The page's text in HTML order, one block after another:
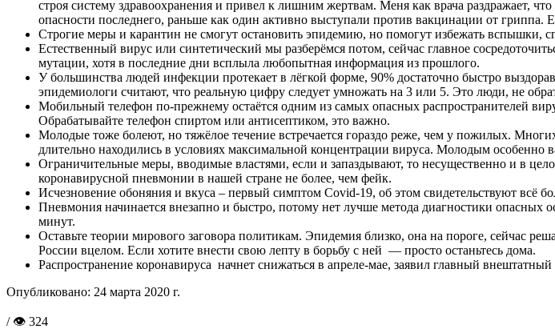
строя систему здравоохранения и привел к лишним жертвам. Меня как врача раздражает,
опасности последнего, раньше как один активно выступали против вакцинации от гриппа.
Строгие меры и карантин не смогут остановить эпидемию, но помогут избежать вспышки,
Естественный вирус или синтетический мы разберёмся потом, сейчас главное
мутации, хотя в последние дни всплыла любопытная информация из прошлого.
У большинства людей инфекции протекает в лёгкой форме, 90% достаточно быстро
эпидемиологи считают, что реальную цифру следует умножать на 3 или 5. Это люди, не
Мобильный телефон по-прежнему остаётся одним из самых опасных распространителей
Обрабатывайте телефон спиртом или антисептиком, это важно.
Молодые тоже болеют, но тяжёлое течение встречается гораздо реже, чем у пожилых.
длительно находились в условиях максимальной концентрации вируса. Молодым
Ограничительные меры, вводимые властями, если и запаздывают, то несущественно и в
коронавирусной пневмонии в нашей стране не более, чем фейк.
Исчезновение обоняния и вкуса – первый симптом Covid-19, об этом свидетельствуют всё
Пневмония начинается внезапно и быстро, потому нет лучше метода диагностики опасных
минут.
Оставьте теории мирового заговора политикам. Эпидемия близко, она на пороге, сейчас
России вцелом. Если хотите внести свою лепту в борьбу с ней — просто останьтесь дома.
Распространение коронавируса начнет снижаться в апреле-мае, заявил главный
Опубликовано: 24 марта 2020 г.
/ 👁 324